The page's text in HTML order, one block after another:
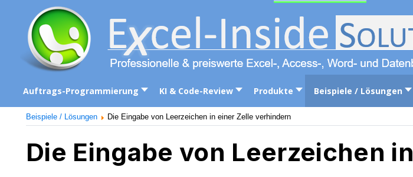
Auftrags-Programmierung KI & Code-Review Produkte Beispiele / Lösungen
Beispiele / Lösungen Die Eingabe von Leerzeichen in einer Zelle verhindern
Die Eingabe von Leerzeichen